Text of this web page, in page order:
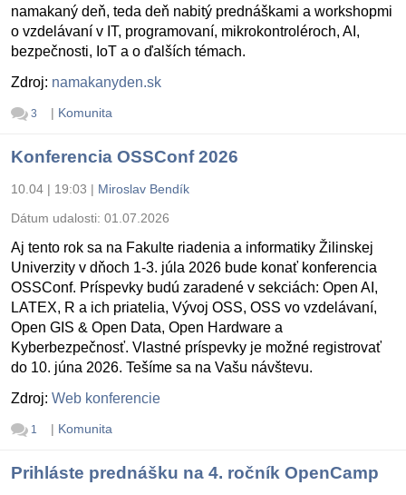
namakaný deň, teda deň nabitý prednáškami a workshopmi
o vzdelávaní v IT, programovaní, mikrokontroléroch, AI,
bezpečnosti, IoT a o ďalších témach.
Zdroj: namakanyden.sk
3 | Komunita
Konferencia OSSConf 2026
10.04 | 19:03 | Miroslav Bendík
Dátum udalosti: 01.07.2026
Aj tento rok sa na Fakulte riadenia a informatiky Žilinskej
Univerzity v dňoch 1-3. júla 2026 bude konať konferencia
OSSConf. Príspevky budú zaradené v sekciách: Open AI,
LATEX, R a ich priatelia, Vývoj OSS, OSS vo vzdelávaní,
Open GIS & Open Data, Open Hardware a
Kyberbezpečnosť. Vlastné príspevky je možné registrovať
do 10. júna 2026. Tešíme sa na Vašu návštevu.
Zdroj: Web konferencie
1 | Komunita
Prihláste prednášku na 4. ročník OpenCamp